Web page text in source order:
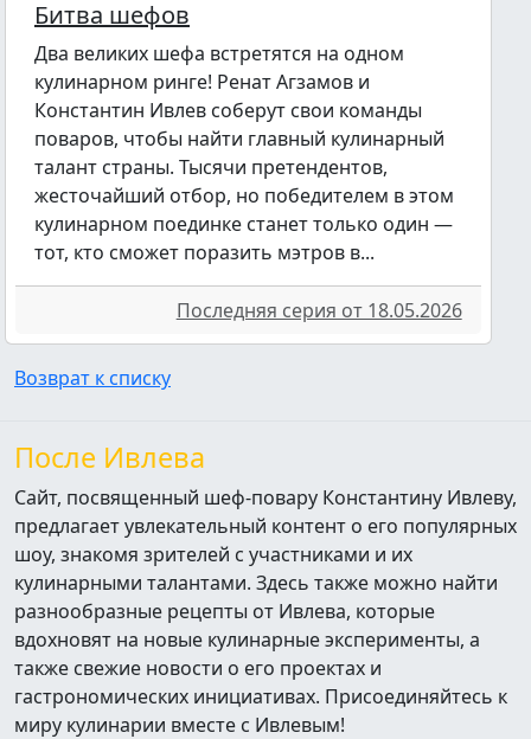
Битва шефов
Два великих шефа встретятся на одном
кулинарном ринге! Ренат Агзамов и
Константин Ивлев соберут свои команды
поваров, чтобы найти главный кулинарный
талант страны. Тысячи претендентов,
жесточайший отбор, но победителем в этом
кулинарном поединке станет только один —
тот, кто сможет поразить мэтров в...
Последняя серия от 18.05.2026
Возврат к списку
После Ивлева
Сайт, посвященный шеф-повару Константину Ивлеву,
предлагает увлекательный контент о его популярных
шоу, знакомя зрителей с участниками и их
кулинарными талантами. Здесь также можно найти
разнообразные рецепты от Ивлева, которые
вдохновят на новые кулинарные эксперименты, а
также свежие новости о его проектах и
гастрономических инициативах. Присоединяйтесь к
миру кулинарии вместе с Ивлевым!